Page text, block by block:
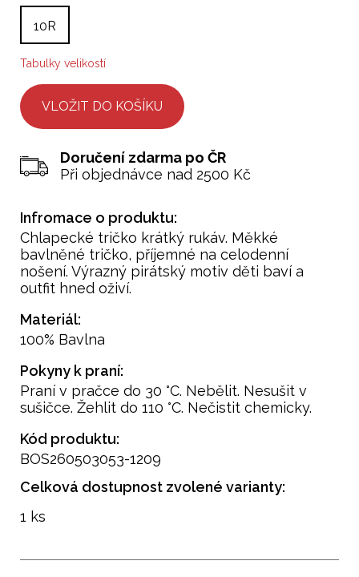
10R
Tabulky velikostí
Doručení zdarma po ČR
Při objednávce nad 2500 Kč
Infromace o produktu:
Chlapecké tričko krátký rukáv. Měkké
bavlněné tričko, příjemné na celodenní
nošení. Výrazný pirátský motiv děti baví a
outfit hned oživí.
Materiál:
100% Bavlna
Pokyny k praní:
Praní v pračce do 30 °C. Nebělit. Nesušit v
sušičce. Žehlit do 110 °C. Nečistit chemicky.
Kód produktu:
BOS260503053-1209
Celková dostupnost zvolené varianty:
1 ks